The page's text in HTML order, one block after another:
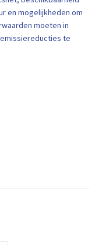
en mogelijkheden om
moeten in
te